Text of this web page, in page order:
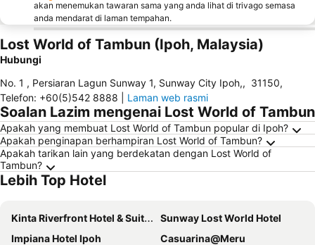
akan menemukan tawaran sama yang anda lihat di trivago semasa
anda mendarat di laman tempahan.
Lost World of Tambun (Ipoh, Malaysia)
Hubungi
No. 1 , Persiaran Lagun Sunway 1, Sunway City Ipoh,, 31150,
Telefon: +60(5)542 8888 Laman web rasmi
Soalan Lazim mengenai Lost World of Tambun
Apakah yang membuat Lost World of Tambun popular di Ipoh?
Apakah penginapan berhampiran Lost World of Tambun?
Apakah tarikan lain yang berdekatan dengan Lost World of
Tambun?
Lebih Top Hotel
Kinta Riverfront Hotel & Suites
Sunway Lost World Hotel
Impiana Hotel Ipoh
Casuarina@Meru